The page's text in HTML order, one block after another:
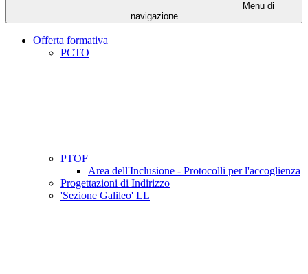
Menu di
navigazione
Offerta formativa
PCTO
PTOF
Area dell'Inclusione - Protocolli per l'accoglienza
Progettazioni di Indirizzo
'Sezione Galileo' LL